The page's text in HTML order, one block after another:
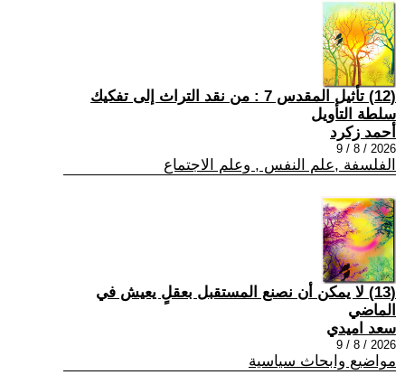
(12) تأثيل المقدس 7 : من نقد التراث إلى تفكيك
سلطة التأويل
أحمد زكرد
2026 / 8 / 9
الفلسفة ,علم النفس , وعلم الاجتماع
(13) لا يمكن أن نصنع المستقبل بعقلٍ يعيش في
الماضي
سعد اميدي
2026 / 8 / 9
مواضيع وابحاث سياسية